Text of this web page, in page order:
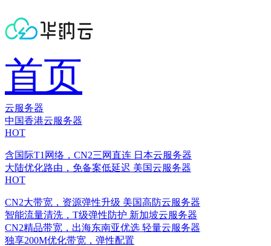
首页
云服务器
中国香港云服务器
HOT
含国际T1网络，CN2三网直连 日本云服务器
大陆优化路由，免备案低延迟 美国云服务器
HOT
CN2大带宽，资源弹性升级 美国高防云服务器
智能流量清洗，T级弹性防护 新加坡云服务器
CN2精品带宽，出海东南亚优选 轻量云服务器
独享200M优化带宽，弹性配置